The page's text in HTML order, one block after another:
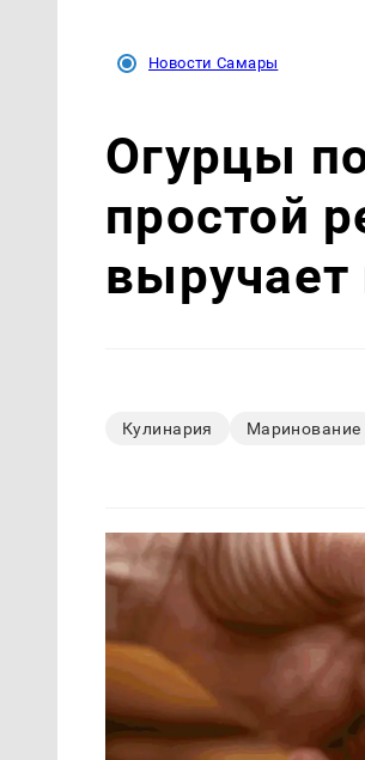
Новости Самары
Огурцы
простой
выручает
Кулинария Маринование